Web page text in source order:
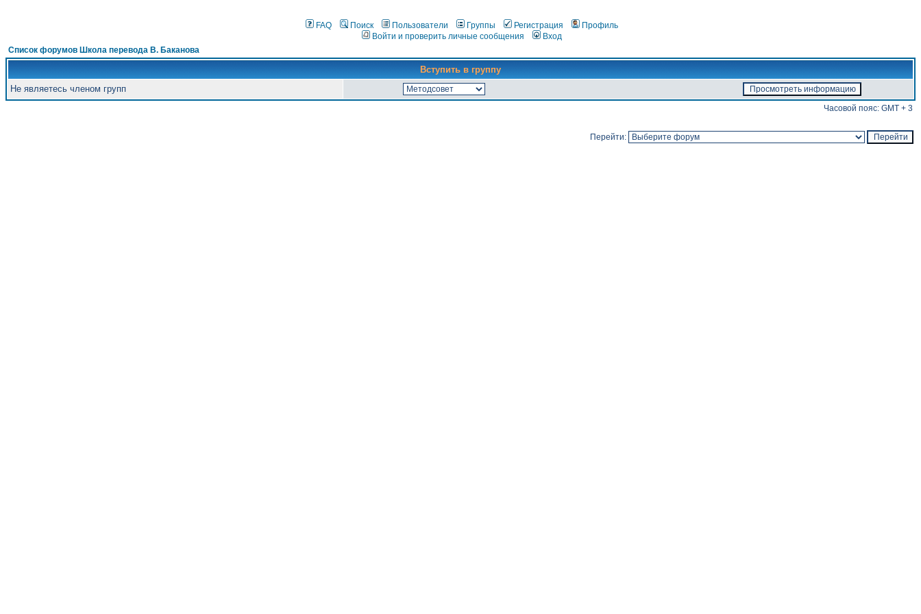
FAQ Поиск Пользователи Группы Регистрация
Профиль
Войти и проверить личные сообщения
Вход
Список форумов Школа перевода В. Баканова
Вступить в группу
Не являетесь членом групп
Часовой пояс: GMT + 3
Перейти: